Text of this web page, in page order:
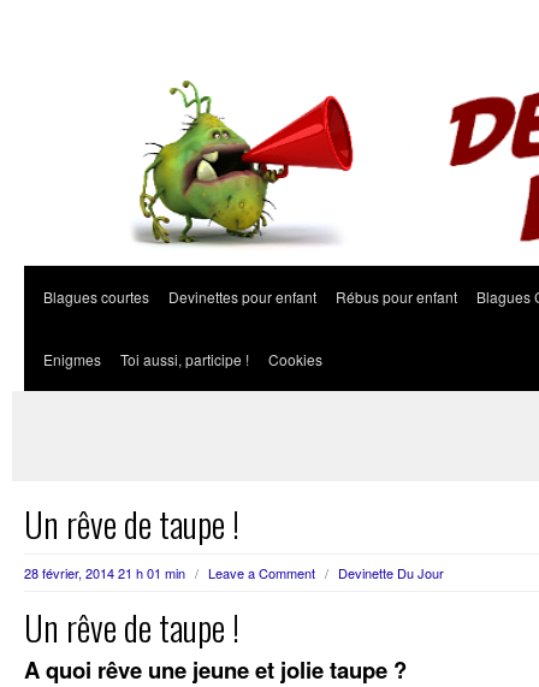
Blagues courtes Devinettes pour enfant Rébus pour enfant Blagues
Enigmes Toi aussi, participe ! Cookies
Un rêve de taupe !
28 février, 2014 21 h 01 min / Leave a Comment / Devinette Du Jour
Un rêve de taupe !
A quoi rêve une jeune et jolie taupe ?